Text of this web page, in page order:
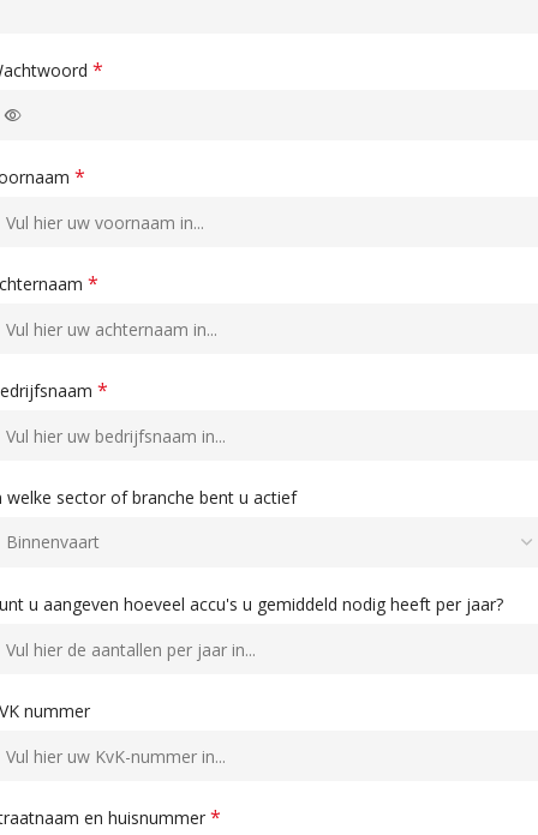
*
*
*
*
welke sector of branche bent u actief
u aangeven hoeveel accu's u gemiddeld nodig heeft per jaar?
nummer
en huisnummer *